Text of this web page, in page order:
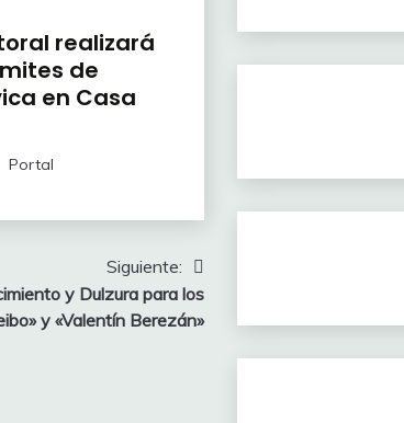
realizará
de
en Casa
Portal
Siguiente:
y Dulzura para los
y «Valentín Berezán»